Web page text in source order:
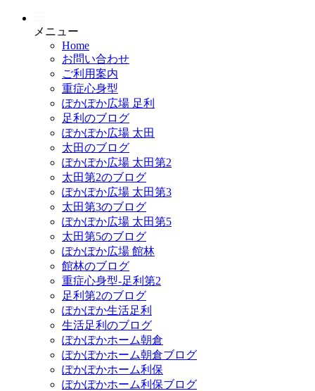
メニュー
Home
お問い合わせ
ご利用案内
重症心身型
ぽかぽか広場 足利
足利のブログ
ぽかぽか広場 太田
太田のブログ
ぽかぽか広場 太田第2
太田第2のブログ
ぽかぽか広場 太田第3
太田第3のブログ
ぽかぽか広場 太田第5
太田第5のブログ
ぽかぽか広場 館林
館林のブログ
重症心身型-足利第2
足利第2のブログ
ぽかぽか生活足利
生活足利のブログ
ぽかぽかホーム朝倉
ぽかぽかホーム朝倉ブログ
ぽかぽかホーム利保
ぽかぽかホーム利保ブログ